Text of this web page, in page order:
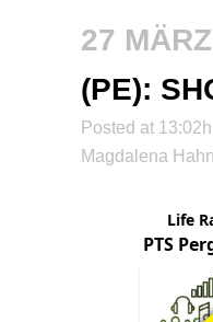
27 MÄRZ
(PE):
Posted at 13:02h
Magdalena Hahn